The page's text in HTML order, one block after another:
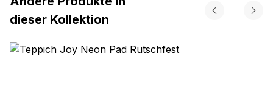
dieser Kollektion